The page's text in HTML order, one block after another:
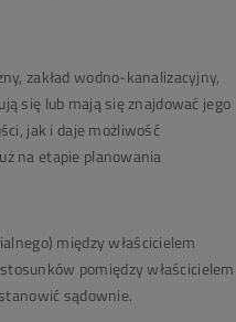
zakład wodno-kanalizacyjny,
się lub mają się znajdować jego
jak i daje możliwość
na etapie planowania
między właścicielem
pomiędzy właścicielem
sądownie.